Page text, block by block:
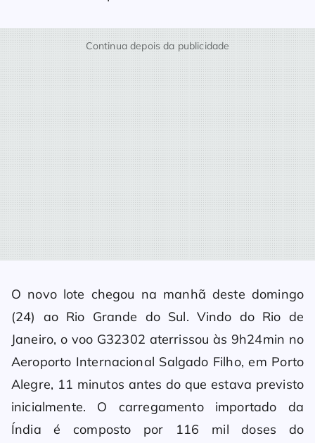
Continua depois da publicidade
O novo lote chegou na manhã deste domingo
(24) ao Rio Grande do Sul. Vindo do Rio de
Janeiro, o voo G32302 aterrissou às 9h24min no
Aeroporto Internacional Salgado Filho, em Porto
Alegre, 11 minutos antes do que estava previsto
inicialmente. O carregamento importado da
Índia é composto por 116 mil doses do